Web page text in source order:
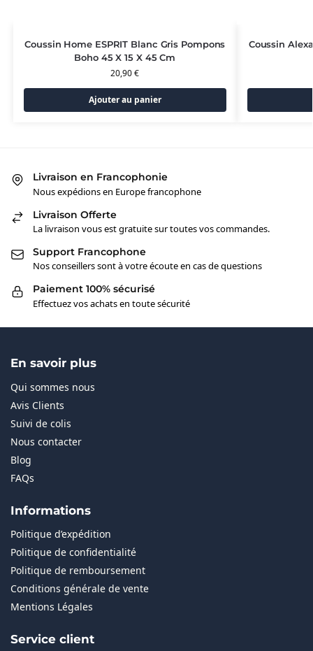
Coussin Home ESPRIT Blanc Gris Pompons
Boho 45 X 15 X 45 Cm
20,90€
Ajouter au panier
Coussin
Livraison en Francophonie
Nous expédions en Europe francophone
Livraison Offerte
La livraison vous est gratuite sur toutes vos commandes.
Support Francophone
Nos conseillers sont à votre écoute en cas de questions
Paiement 100% sécurisé
Effectuez vos achats en toute sécurité
En savoir plus
Qui sommes nous
Avis Clients
Suivi de colis
Nous contacter
Blog
FAQs
Informations
Politique d’expédition
Politique de confidentialité
Politique de remboursement
Conditions générale de vente
Mentions Légales
Service client